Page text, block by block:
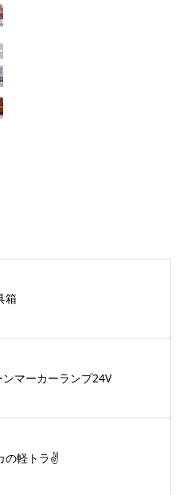
箱
ンマーカーランプ24V
の軽トラ✌